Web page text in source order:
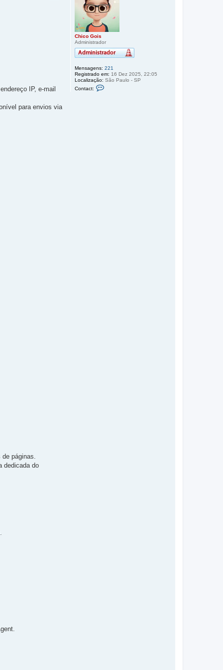
Chico Gois
Administrador
Mensagens: 221
Registrado em: 16 Dez 2025, 22:05
Localização: São Paulo - SP
Contact:
IP, e-mail
para envios via
páginas.
dedicada do